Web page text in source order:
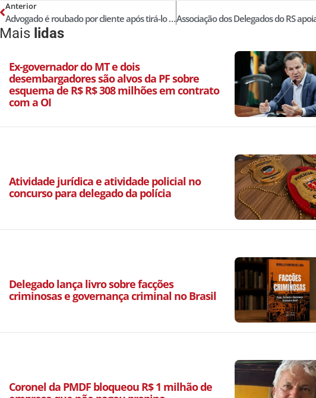
Anterior
Advogado é roubado por cliente após tirá-lo da prisão!
Mais lidas
Ex-governador do MT e dois
desembargadores são alvos da PF sobre
esquema de R$ R$ 308 milhões em contrato
com a OI
Atividade jurídica e atividade policial no
concurso para delegado da polícia
Delegado lança livro sobre facções
criminosas e governança criminal no Brasil
Coronel da PMDF bloqueou R$ 1 milhão de